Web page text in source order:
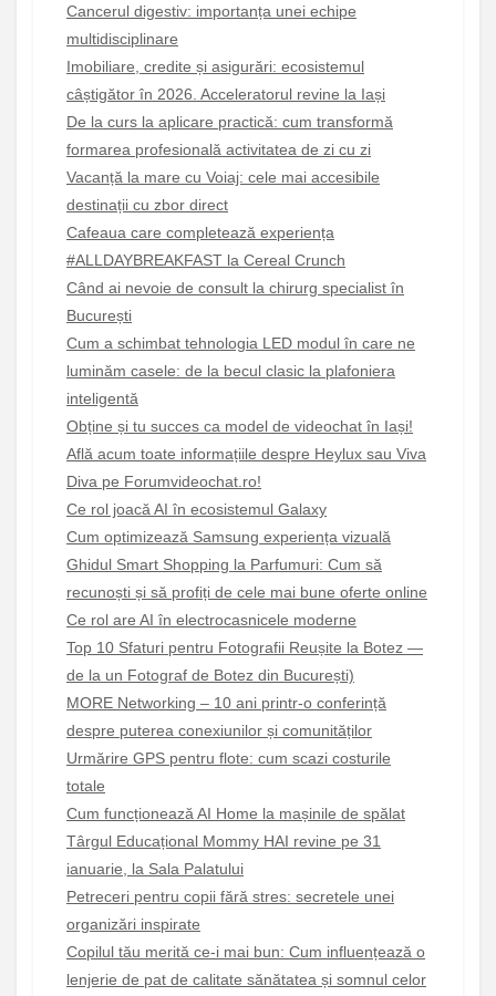
Cancerul digestiv: importanța unei echipe
multidisciplinare
Imobiliare, credite și asigurări: ecosistemul
câștigător în 2026. Acceleratorul revine la Iași
De la curs la aplicare practică: cum transformă
formarea profesională activitatea de zi cu zi
Vacanță la mare cu Voiaj: cele mai accesibile
destinații cu zbor direct
Cafeaua care completează experiența
#ALLDAYBREAKFAST la Cereal Crunch
Când ai nevoie de consult la chirurg specialist în
București
Cum a schimbat tehnologia LED modul în care ne
luminăm casele: de la becul clasic la plafoniera
inteligentă
Obține și tu succes ca model de videochat în Iași!
Află acum toate informațiile despre Heylux sau Viva
Diva pe Forumvideochat.ro!
Ce rol joacă AI în ecosistemul Galaxy
Cum optimizează Samsung experiența vizuală
Ghidul Smart Shopping la Parfumuri: Cum să
recunoști și să profiți de cele mai bune oferte online
Ce rol are AI în electrocasnicele moderne
Top 10 Sfaturi pentru Fotografii Reușite la Botez —
de la un Fotograf de Botez din București)
MORE Networking – 10 ani printr-o conferință
despre puterea conexiunilor și comunităților
Urmărire GPS pentru flote: cum scazi costurile
totale
Cum funcționează AI Home la mașinile de spălat
Târgul Educațional Mommy HAI revine pe 31
ianuarie, la Sala Palatului
Petreceri pentru copii fără stres: secretele unei
organizări inspirate
Copilul tău merită ce-i mai bun: Cum influențează o
lenjerie de pat de calitate sănătatea și somnul celor